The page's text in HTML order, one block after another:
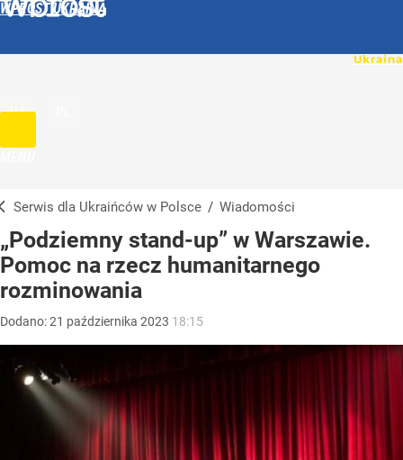
WPROST UKRAINA
UA
Serwis dla Ukraińców w Polsce / Wiadomości
„Podziemny stand-up” w Warszawie.
Pomoc na rzecz humanitarnego
rozminowania
Dodano:21 października 2023 18:15